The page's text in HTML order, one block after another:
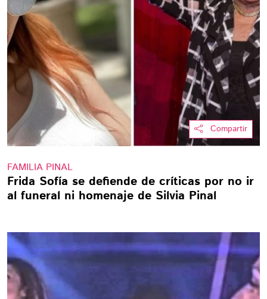
Compartir
FAMILIA PINAL
Frida Sofía se defiende de críticas por no ir
al funeral ni homenaje de Silvia Pinal